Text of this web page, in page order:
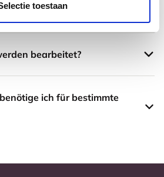
toestaan
bearbeitet?
ich für bestimmte